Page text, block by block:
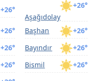
+26°
+26°
Aşağıdolay
+26° +26°
Başhan
+26° +26°
Bayındır
+26° +26°
Bismil